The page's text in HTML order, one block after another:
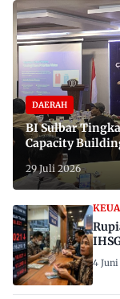
DAERAH
BI Sulbar
Capacity
29 Juli 2026
4